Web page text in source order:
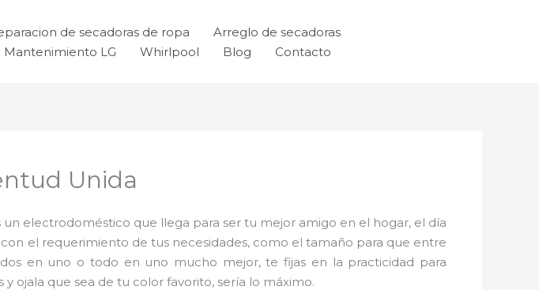
de secadoras de ropa
Arreglo de secadoras
Mantenimiento LG Whirlpool Blog Contacto
Unida
electrodoméstico que llega para ser tu mejor amigo en el hogar, el día
el requerimiento de tus necesidades, como el tamaño para que entre
en uno o todo en uno mucho mejor, te fijas en la practicidad para
ojala que sea de tu color favorito, sería lo máximo.